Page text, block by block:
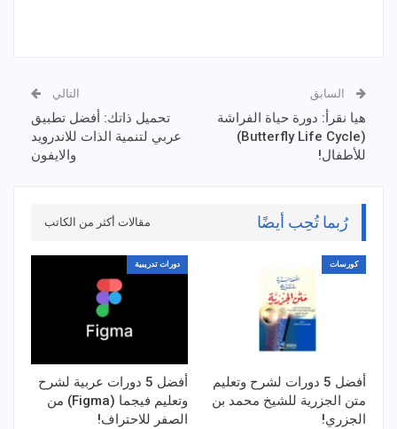
السابق
هيا نقرأ: دورة حياة الفراشة
(Butterfly Life Cycle)
للأطفال!
التالي
تحميل ذاتك: أفضل تطبيق
عربي لتنمية الذات للاندرويد
والايفون
رُبما تُحِب أيضًا مقالات أكثر من الكاتب
كورسات
أفضل 5 دورات لشرح وتعليم
متن الجزرية للشيخ محمد بن
الجزري!
دورات تدريبية
أفضل 5 دورات عربية لشرح
وتعليم فيجما (Figma) من
الصفر للاحتراف!